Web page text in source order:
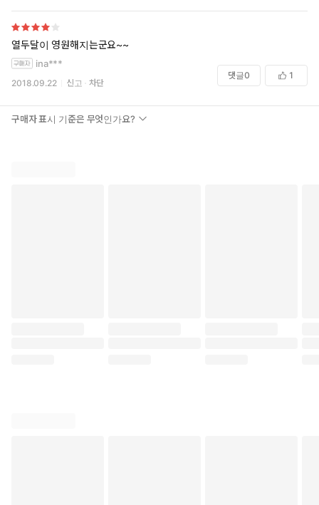
열두달이 영원해지는군요~~
ina***
2018.09.22 신고 차단
댓글0 1
구매자 표시 기준은 무엇인가요?